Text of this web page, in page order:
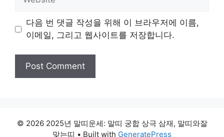
다음 번 댓글 작성을 위해 이 브라우저에 이름,
이메일, 그리고 웹사이트를 저장합니다.
© 2026 2025년 말띠운세: 말띠 궁합 상극 삼재, 말띠와잘
맞는띠 • Built with GeneratePress